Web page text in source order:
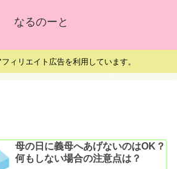
なるのーと
ィリエイト広告を利用しています。
母の日に義母へあげないのはOK？
何もしない場合の注意点は？